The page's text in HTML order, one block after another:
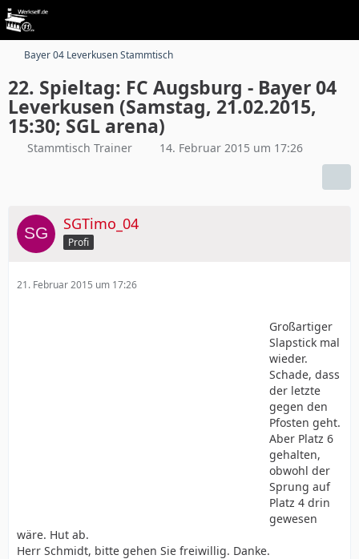
Bayer 04 Leverkusen Stammtisch
22. Spieltag: FC Augsburg - Bayer 04
Leverkusen (Samstag, 21.02.2015,
15:30; SGL arena)
Stammtisch Trainer 14. Februar 2015 um 17:26
SGTimo_04
Profi
21. Februar 2015 um 17:26
Großartiger
Slapstick mal
wieder.
Schade, dass
der letzte
gegen den
Pfosten geht.
Aber Platz 6
gehalten,
obwohl der
Sprung auf
Platz 4 drin
gewesen
wäre. Hut ab.
Herr Schmidt, bitte gehen Sie freiwillig. Danke.